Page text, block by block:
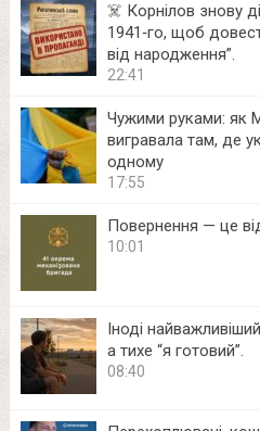
☠️ Корнілов знову
1941‑го, щоб
від народження”.
22:41
Чужими руками: як
вигравала там, де
одному
17:55
Повернення — це
10:01
Іноді
а тихе “я готовий”.
08:40